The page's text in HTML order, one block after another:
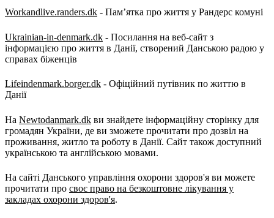
Workandlive.randers.dk - Пам’ятка про життя у Рандерс комуні
Ukrainian-in-denmark.dk - Посилання на веб-сайт з
інформацією про життя в Данії, створений Данською радою у
справах біженців
Lifeindenmark.borger.dk - Офіційний путівник по життю в
Данії
На Newtodanmark.dk ви знайдете інформаційну сторінку для
громадян України, де ви зможете прочитати про дозвіл на
проживання, житло та роботу в Данії. Сайт також доступний
українською та англійською мовами.
На сайті Данського управління охорони здоров'я ви можете
прочитати про своє право на безкоштовне лікування у
закладах охорони здоров'я.